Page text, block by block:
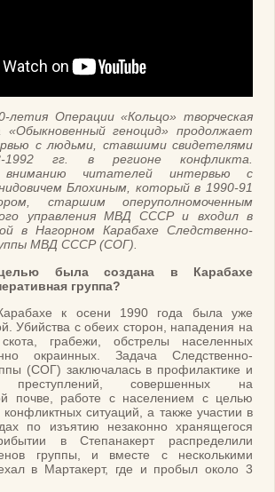
летия Операции «Кольцо» творческая
«Обыкновенный геноцид» продолжает
с людьми, ставшими свидетелями
1992 гг. в регионе конфликта.
вниманию читателей интервью с
Блохиным, который в 1990-91
старшим оперуполномоченным
управления МВД СССР и входил в
в Нагорном Карабахе Следственно-
МВД СССР (СОГ).
была создана в Карабахе
группа?
к осени 1990 года была уже
Убийства с обеих сторон, нападения на
грабежи, обстрелы населенных
окраинных. Задача Следственно-
(СОГ) заключалась в профилактике и
преступлений, совершенных на
почве, работе с населением с целью
ситуаций, а также участии в
по изъятию незаконно хранящегося
в Степанакерт распределили
группы, и вместе с несколькими
в Мартакерт, где и пробыл около 3